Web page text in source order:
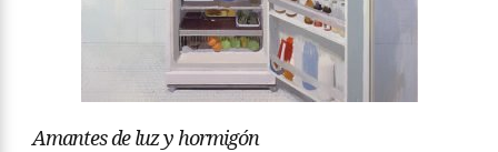
Amantes de luz y hormigón